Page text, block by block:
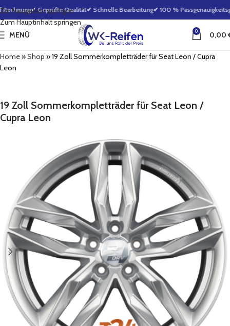
Zur Navigation springen
Zum Hauptinhalt springen
✔ Geprüfte Qualität✔ Schnelle Bearbeitung✔ 100 %
MENÜ 0 0,00
Home»Shop »19 Zoll Sommerkompletträder für Seat Leon / Cupra
Leon
19 Zoll Sommerkompletträder für Seat Leon /
Cupra Leon